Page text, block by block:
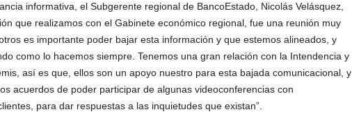
informativa, el Subgerente regional de BancoEstado, Nicolás Velásquez,
que realizamos con el Gabinete económico regional, fue una reunión muy
es importante poder bajar esta información y que estemos alineados, y
como lo hacemos siempre. Tenemos una gran relación con la Intendencia y
así es que, ellos son un apoyo nuestro para esta bajada comunicacional, y
acuerdos de poder participar de algunas videoconferencias con
para dar respuestas a las inquietudes que existan”.